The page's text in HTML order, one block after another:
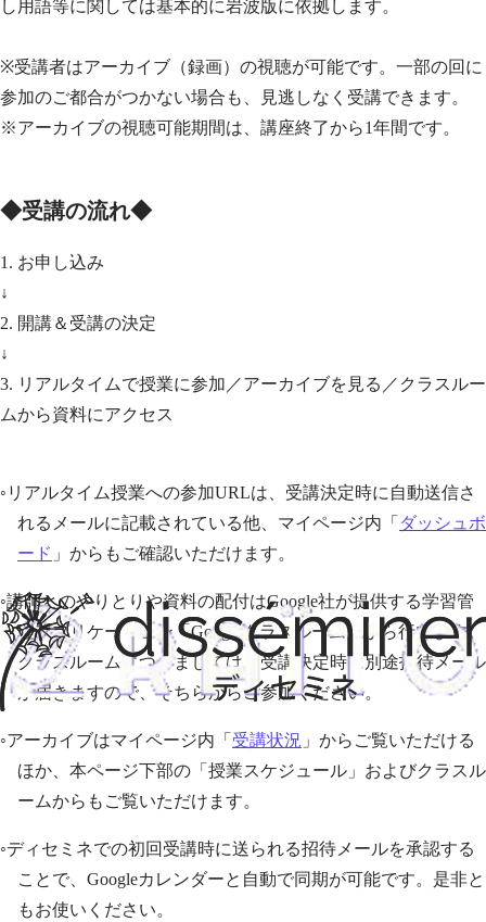
し用語等に関しては基本的に岩波版に依拠します。
※受講者はアーカイブ（録画）の視聴が可能です。一部の回に
参加のご都合がつかない場合も、見逃しなく受講できます。
※アーカイブの視聴可能期間は、講座終了から1年間です。
◆受講の流れ◆
1. お申し込み
↓
2. 開講＆受講の決定
↓
3. リアルタイムで授業に参加／アーカイブを見る／クラスルー
ムから資料にアクセス
◦リアルタイム授業への参加URLは、受講決定時に自動送信さ
れるメールに記載されている他、マイページ内「 ダッシュボ
ード 」からもご確認いただけます。
◦講師とのやりとりや資料の配付はGoogle社が提供する学習管
理アプリケーション「Googleクラスルーム」から行います。
クラスルームにつきましては、受講決定時に別途招待メール
が届きますので、そちらからご参加ください。
◦アーカイブはマイページ内「 受講状況 」からご覧いただける
ほか、本ページ下部の「授業スケジュール」およびクラスル
ームからもご覧いただけます。
◦ディセミネでの初回受講時に送られる招待メールを承認する
ことで、Googleカレンダーと自動で同期が可能です。是非と
もお使いください。